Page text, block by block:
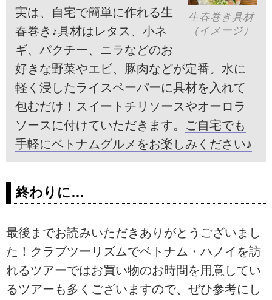
生春巻き具材
（イメージ）
実は、自宅で簡単に作れる生
春巻き♪具材はレタス、小ネ
ギ、パクチー、ニラなどのお
好きな野菜やエビ、豚肉などが定番。水に
軽く浸したライスペーパーに具材を入れて
包むだけ！スイートチリソースやオーロラ
ソースに付けていただきます。
ご自宅でも
手軽にベトナムグルメをお楽しみください♪
終わりに…
最後までお読みいただきありがとうございまし
た！クラブツーリズムでベトナム・ハノイを訪
れるツアーではお買い物のお時間を用意してい
るツアーも多くございますので、ぜひ参考にし